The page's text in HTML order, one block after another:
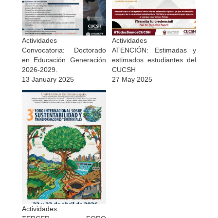
Actividades
Convocatoria: Doctorado
en Educación Generación
2026-2029.
13 January 2025
Actividades
ATENCIÓN: Estimadas y
estimados estudiantes del
CUCSH
27 May 2025
Actividades